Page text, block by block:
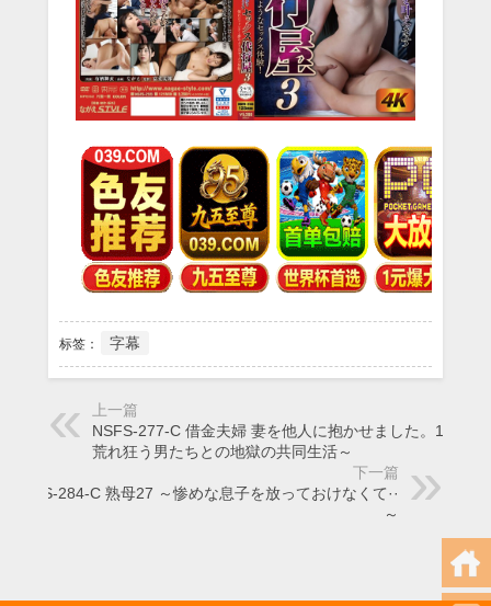
标签： 字幕
上一篇
NSFS-277-C 借金夫婦 妻を他人に抱かせました。10 ～
荒れ狂う男たちとの地獄の共同生活～
下一篇
NSFS-284-C 熟母27 ～惨めな息子を放っておけなくて··
～